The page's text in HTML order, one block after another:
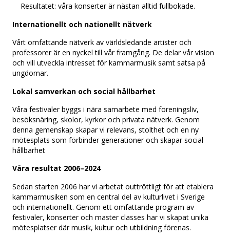
Resultatet: våra konserter är nästan alltid fullbokade.
Internationellt och nationellt nätverk
Vårt omfattande nätverk av världsledande artister och
professorer är en nyckel till vår framgång. De delar vår vision
och vill utveckla intresset för kammarmusik samt satsa på
ungdomar.
Lokal samverkan och social hållbarhet
Våra festivaler byggs i nära samarbete med föreningsliv,
besöksnäring, skolor, kyrkor och privata nätverk. Genom
denna gemenskap skapar vi relevans, stolthet och en ny
mötesplats som förbinder generationer och skapar social
hållbarhet
Våra resultat 2006–2024
Sedan starten 2006 har vi arbetat outtröttligt för att etablera
kammarmusiken som en central del av kulturlivet i Sverige
och internationellt. Genom ett omfattande program av
festivaler, konserter och master classes har vi skapat unika
mötesplatser där musik, kultur och utbildning förenas.